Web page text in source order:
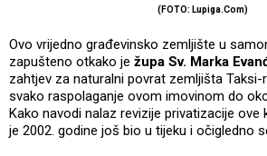
(FOTO: Lupiga.Com)
Ovo vrijedno građevinsko zemljište u
zapušteno otkako je župa Sv. Marka
zahtjev za naturalni povrat zemljišta
svako raspolaganje ovom imovinom do
Kako navodi nalaz revizije privatizacije ove
je 2002. godine još bio u tijeku i očigledno